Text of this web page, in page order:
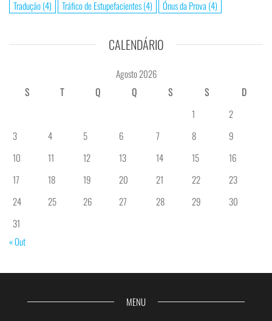
Tradução(4) Tráfico de Estupefacientes(4) Ónus da Prova (4)
CALENDÁRIO
Agosto 2026
S
T Q Q S S
D
1
2
3
4 5 6 7 8
9
10
11 12 13 14 15
16
17
18 19 20 21 22
23
24
25 26 27 28 29
30
31
« Out
MENU